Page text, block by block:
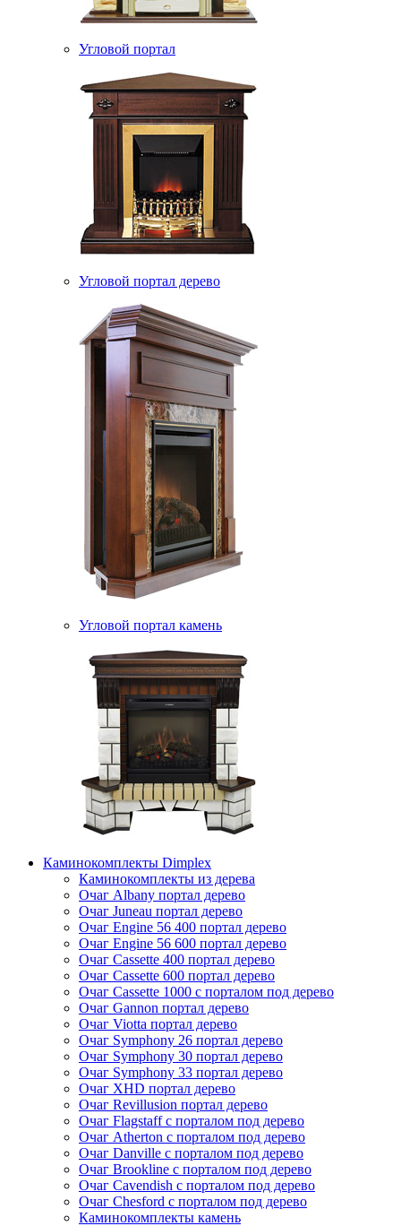
Угловой портал
Угловой портал дерево
Угловой портал камень
Каминокомплекты Dimplex
Каминокомплекты из дерева
Очаг Albany портал дерево
Очаг Juneau портал дерево
Очаг Engine 56 400 портал дерево
Очаг Engine 56 600 портал дерево
Очаг Cassette 400 портал дерево
Очаг Cassette 600 портал дерево
Очаг Cassette 1000 с порталом под дерево
Очаг Gannon портал дерево
Очаг Viotta портал дерево
Очаг Symphony 26 портал дерево
Очаг Symphony 30 портал дерево
Очаг Symphony 33 портал дерево
Очаг XHD портал дерево
Очаг Revillusion портал дерево
Очаг Flagstaff с порталом под дерево
Очаг Atherton с порталом под дерево
Очаг Danville с порталом под дерево
Очаг Brookline с порталом под дерево
Очаг Cavendish с порталом под дерево
Очаг Chesford с порталом под дерево
Каминокомплекты камень